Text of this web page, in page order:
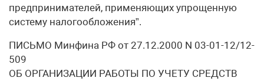
предпринимателей, применяющих упрощенную
систему налогообложения”.
ПИСЬМО Минфина РФ от 27.12.2000 N 03-01-12/12-
509
ОБ ОРГАНИЗАЦИИ РАБОТЫ ПО УЧЕТУ СРЕДСТВ